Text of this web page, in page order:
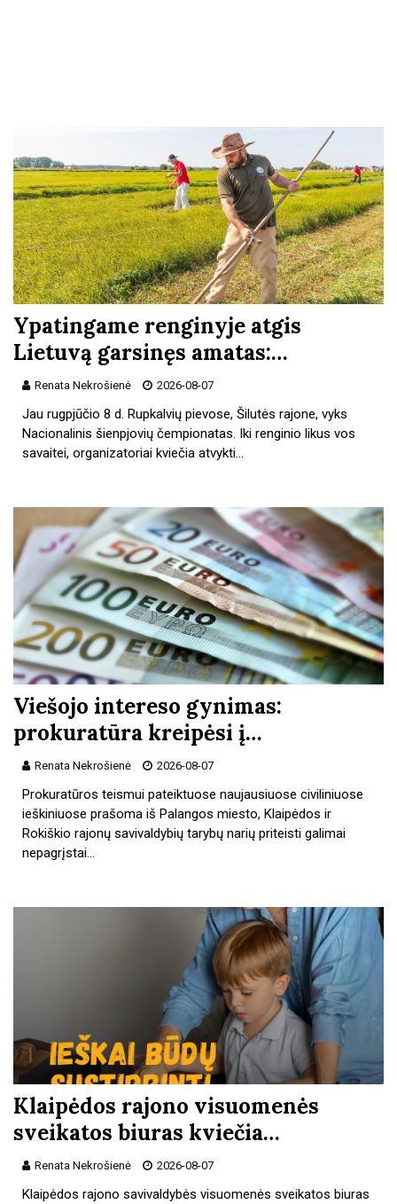
Ypatingame renginyje atgis
Lietuvą garsinęs amatas:…
Renata Nekrošienė 2026-08-07
Jau rugpjūčio 8 d. Rupkalvių pievose, Šilutės rajone, vyks
Nacionalinis šienpjovių čempionatas. Iki renginio likus vos
savaitei, organizatoriai kviečia atvykti…
Viešojo intereso gynimas:
prokuratūra kreipėsi į…
Renata Nekrošienė 2026-08-07
Prokuratūros teismui pateiktuose naujausiuose civiliniuose
ieškiniuose prašoma iš Palangos miesto, Klaipėdos ir
Rokiškio rajonų savivaldybių tarybų narių priteisti galimai
nepagrįstai…
Klaipėdos rajono visuomenės
sveikatos biuras kviečia…
Renata Nekrošienė 2026-08-07
Klaipėdos rajono savivaldybės visuomenės sveikatos biuras